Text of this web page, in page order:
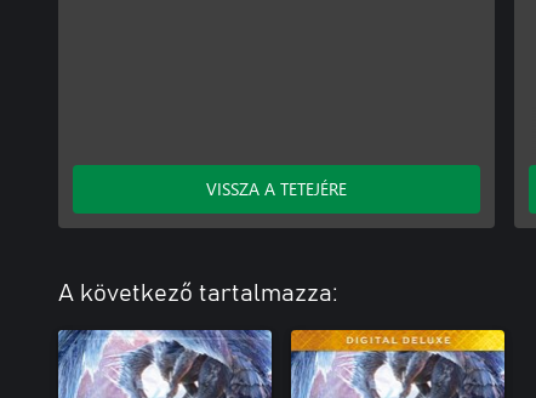
VISSZA A TETEJÉRE
A következő tartalmazza: